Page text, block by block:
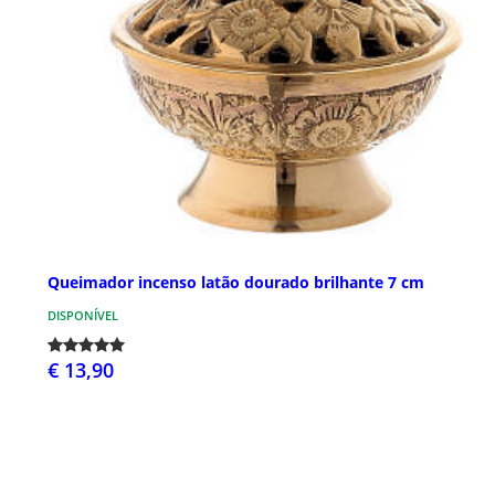
Queimador incenso latão dourado brilhante 7 cm
DISPONÍVEL
€ 13,90